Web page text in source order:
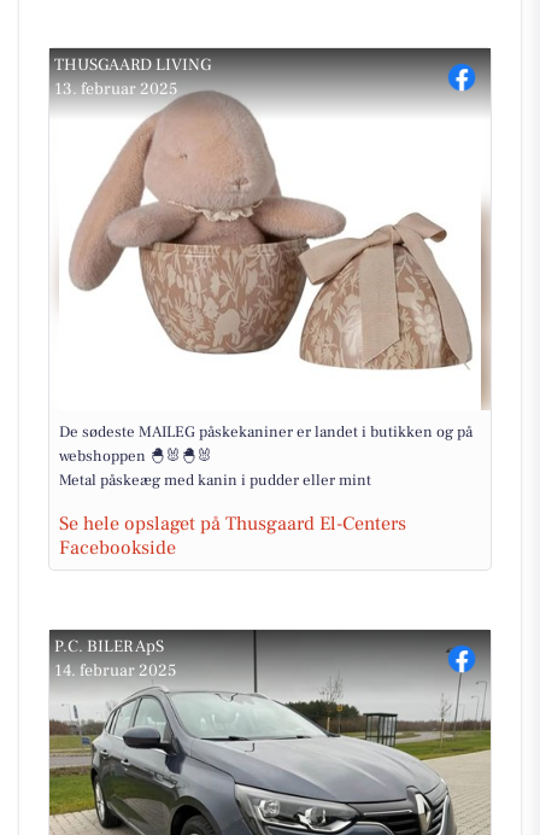
THUSGAARD LIVING
13. februar 2025
De sødeste MAILEG påskekaniner er landet i butikken og på
webshoppen 🐣🐰🐣🐰
Metal påskeæg med kanin i pudder eller mint
Se hele opslaget på Thusgaard El-Centers
Facebookside
P.C. BILER ApS
14. februar 2025